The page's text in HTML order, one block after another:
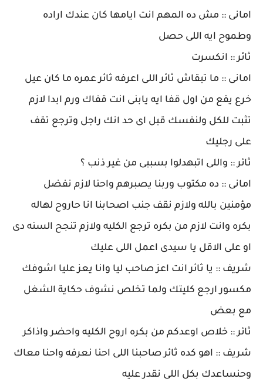
امانى :: مش ده المهم انت ايامها كان عندك اراده
وطموح ايه اللى حصل
ثائر :: انكسرت
امانى :: ما تبقاش ثائر اللى اعرفه ثائر عمره ما كان عيل
خرع يقع من اول قفا ايه يابنى انت قفاك ورم ابدا لازم
تثبت للكل ولنفسك قبل اى حد انك راجل وترجع تقف
على رجليك
ثائر :: واللى اتبهدلوا بسببى من غير ذنب ؟
امانى :: ده مكتوب وربنا يصبرهم واحنا لازم نفضل
مؤمنين بالله ولازم نقف جنب اصحابنا انا حاروح لهاله
بكره وانت لازم من بكره ترجع الكليه ولازم تنجح السنه دى
او على الاقل يا سيدى اعمل اللى عليك
شريف :: يا ثائر انت اعز صاحب ليا وانا يعز عليا اشوفك
مكسور ارجع كليتك ولما تخلص نشوف حكاية الشغل
مع بعض
ثائر :: خلاص اوعدكم من بكره اروح الكليه واحضر واذاكر
شريف :: اهو كده ثائر صاحبنا اللى احنا نعرفه واحنا معاك
وحنساعدك بكل اللى نقدر عليه